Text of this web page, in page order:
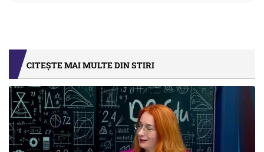
CITEȘTE MAI MULTE DIN STIRI